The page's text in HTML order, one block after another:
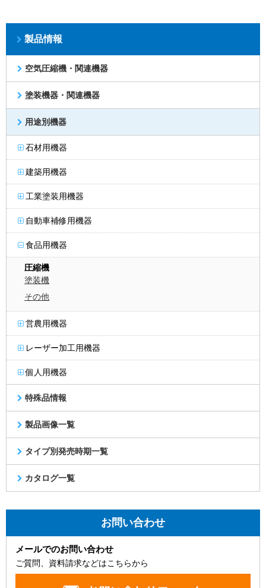
製品情報
空気圧縮機・関連機器
塗装機器・関連機器
用途別機器
石材用機器
建築用機器
工業塗装用機器
自動車補修用機器
食品用機器
圧縮機
塗装機
その他
営農用機器
レーザー加工用機器
個人用機器
特殊品情報
製品画像一覧
タイプ別発売時期一覧
カタログ一覧
お問い合わせ
メールでのお問い合わせ
ご質問、資料請求などはこちらから